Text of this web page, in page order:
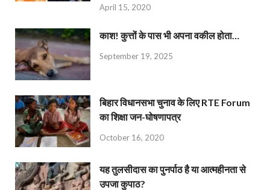
April 15, 2020
काश! कुत्तों के पास भी अपना वकील होता…
September 19, 2025
बिहार विधानसभा चुनाव के लिए RTE Forum
का शिक्षा जन-घोषणापत्र
October 16, 2020
यह तुलसीदास का पुनर्पाठ है या आत्महीनता से
उपजा कुपाठ?